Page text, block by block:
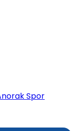
Spor